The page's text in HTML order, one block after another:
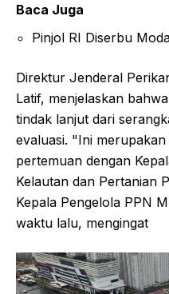
Baca Juga
Pinjol RI Diserbu
Direktur Jenderal
Latif, menjelaskan
tindak lanjut dari
evaluasi. "Ini
pertemuan dengan
Kelautan dan Pertanian
Kepala Pengelola PPN
waktu lalu, mengingat